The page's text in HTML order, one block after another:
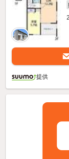
提供